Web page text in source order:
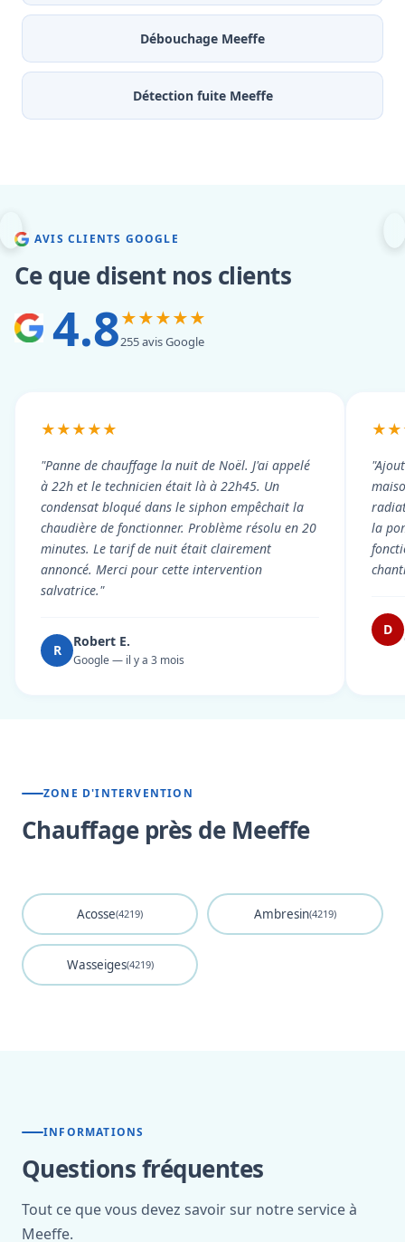
Débouchage Meeffe
Détection fuite Meeffe
AVIS CLIENTS GOOGLE
Ce que disent nos clients
4.8★★★★★
255 avis Google
★★★★★
"Panne de chauffage la nuit de Noël. J'ai appelé
à 22h et le technicien était là à 22h45. Un
condensat bloqué dans le siphon empêchait la
chaudière de fonctionner. Problème résolu en 20
minutes. Le tarif de nuit était clairement
annoncé. Merci pour cette intervention
salvatrice."
R
Robert E.
Google — il y a 3 mois
la
D
ZONE D'INTERVENTION
Chauffage près de Meeffe
Acosse(4219) Ambresin(4219)
Wasseiges(4219)
INFORMATIONS
Questions fréquentes
Tout ce que vous devez savoir sur notre service à
Meeffe.